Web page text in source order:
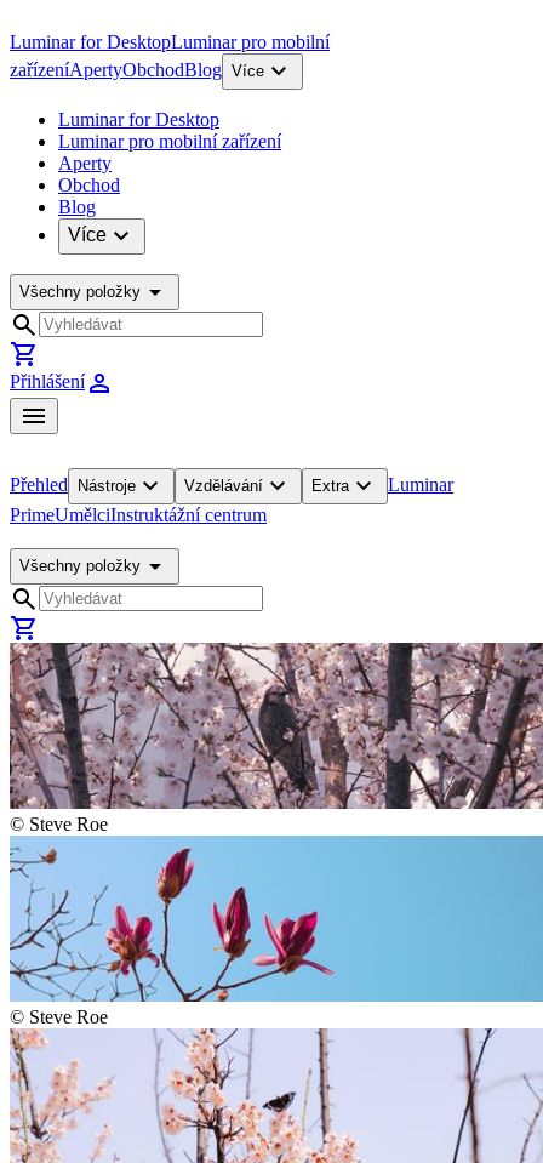
Luminar for DesktopLuminar pro mobilní
zařízeníApertyObchodBlog Více expand_more
Luminar for Desktop
Luminar pro mobilní zařízení
Aperty
Obchod
Blog
Více expand_more
Všechny položky arrow_drop_down
search
shopping_cart
Přihlášeníperson
menu
Přehled Nástroje expand_more Vzdělávání expand_more Extraexpand_more
Luminar
PrimeUmělciInstruktážní centrum
Všechny položky arrow_drop_down
search
shopping_cart
© Steve Roe
© Steve Roe